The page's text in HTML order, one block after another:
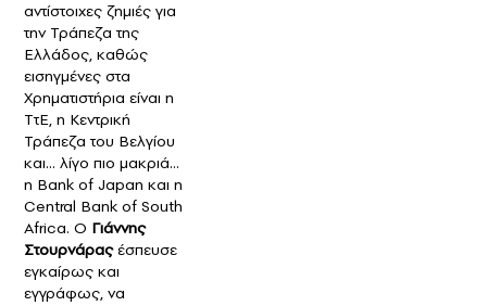
αντίστοιχες ζημιές για
την Τράπεζα της
Ελλάδος, καθώς
εισηγμένες στα
Χρηματιστήρια είναι η
ΤτΕ, η Κεντρική
Τράπεζα του Βελγίου
και… λίγο πιο μακριά…
η Bank of Japan και η
Central Bank of South
Africa. Ο Γιάννης
Στουρνάραςέσπευσε
εγκαίρως και
εγγράφως, να